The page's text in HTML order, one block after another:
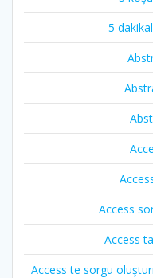
5
Access
Access
Access te sorgu